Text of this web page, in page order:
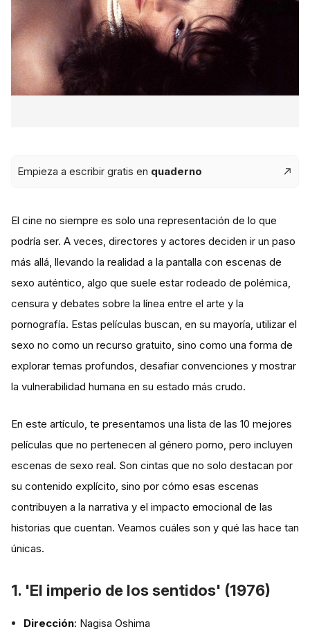
Empieza a escribir gratis en quaderno
El cine no siempre es solo una representación de lo que
podría ser. A veces, directores y actores deciden ir un paso
más allá, llevando la realidad a la pantalla con escenas de
sexo auténtico, algo que suele estar rodeado de polémica,
censura y debates sobre la línea entre el arte y la
pornografía. Estas películas buscan, en su mayoría, utilizar el
sexo no como un recurso gratuito, sino como una forma de
explorar temas profundos, desafiar convenciones y mostrar
la vulnerabilidad humana en su estado más crudo.
En este artículo, te presentamos una lista de las 10 mejores
películas que no pertenecen al género porno, pero incluyen
escenas de sexo real. Son cintas que no solo destacan por
su contenido explícito, sino por cómo esas escenas
contribuyen a la narrativa y el impacto emocional de las
historias que cuentan. Veamos cuáles son y qué las hace tan
únicas.
1. 'El imperio de los sentidos' (1976)
Dirección: Nagisa Oshima